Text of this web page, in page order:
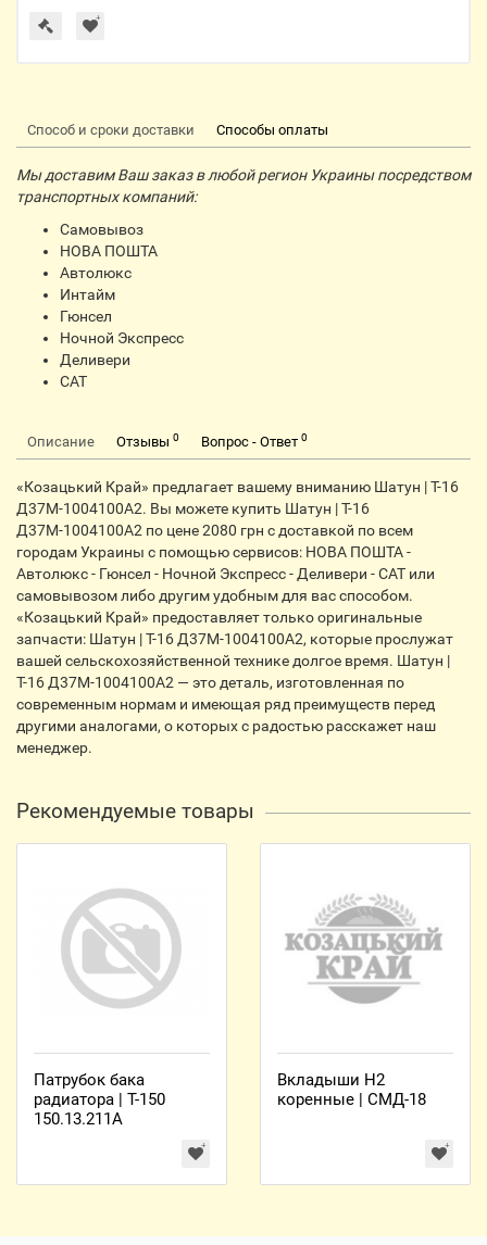
Способ и сроки доставки Способы оплаты
Мы доставим Ваш заказ в любой регион Украины посредством
транспортных компаний:
Самовывоз
НОВА ПОШТА
Автолюкс
Интайм
Гюнсел
Ночной Экспресс
Деливери
CАТ
Описание Отзывы 0 Вопрос - Ответ 0
«Козацький Край» предлагает вашему вниманию Шатун | Т-16
Д37М-1004100А2. Вы можете купить Шатун | Т-16
Д37М-1004100А2 по цене 2080 грн с доставкой по всем
городам Украины с помощью сервисов: НОВА ПОШТА -
Автолюкс - Гюнсел - Ночной Экспресс - Деливери - САТ или
самовывозом либо другим удобным для вас способом.
«Козацький Край» предоставляет только оригинальные
запчасти: Шатун | Т-16 Д37М-1004100А2, которые прослужат
вашей сельскохозяйственной технике долгое время. Шатун |
Т-16 Д37М-1004100А2 — это деталь, изготовленная по
современным нормам и имеющая ряд преимуществ перед
другими аналогами, о которых с радостью расскажет наш
менеджер.
Рекомендуемые товары
Патрубок бака
радиатора | Т-150
150.13.211А
Вкладыши Н2
коренные | СМД-18